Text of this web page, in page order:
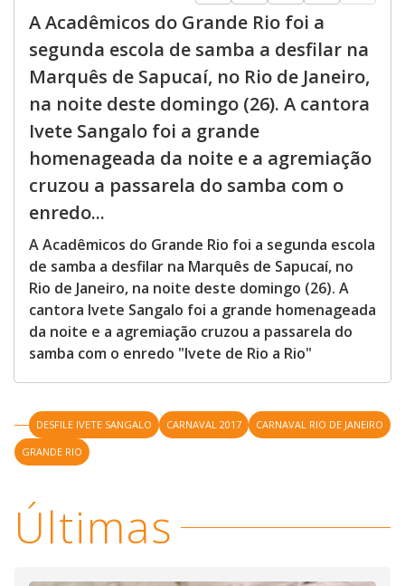
A Acadêmicos do Grande Rio foi a
segunda escola de samba a desfilar na
Marquês de Sapucaí, no Rio de Janeiro,
na noite deste domingo (26). A cantora
Ivete Sangalo foi a grande
homenageada da noite e a agremiação
cruzou a passarela do samba com o
enredo...
A Acadêmicos do Grande Rio foi a segunda escola
de samba a desfilar na Marquês de Sapucaí, no
Rio de Janeiro, na noite deste domingo (26). A
cantora Ivete Sangalo foi a grande homenageada
da noite e a agremiação cruzou a passarela do
samba com o enredo "Ivete de Rio a Rio"
DESFILE IVETE SANGALO CARNAVAL 2017
CARNAVAL RIO DE JANEIRO
GRANDE RIO
Últimas